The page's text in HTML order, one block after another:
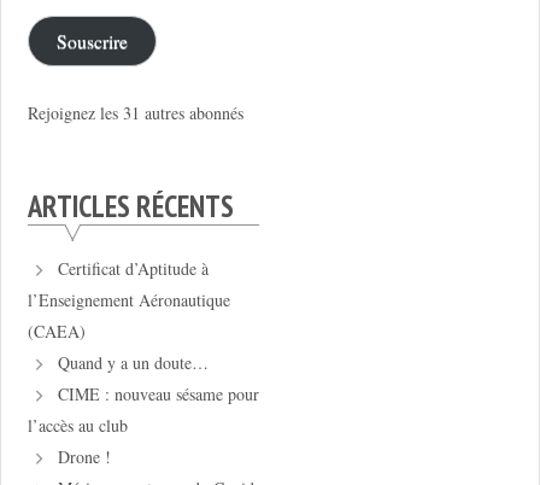
mail
Souscrire
Rejoignez les 31 autres abonnés
ARTICLES RÉCENTS
Certificat d’Aptitude à
l’Enseignement Aéronautique
(CAEA)
Quand y a un doute…
CIME : nouveau sésame pour
l’accès au club
Drone !